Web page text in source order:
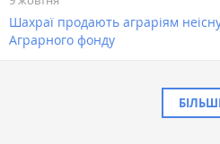
Шахраї продають аграріям
Аграрного фонду